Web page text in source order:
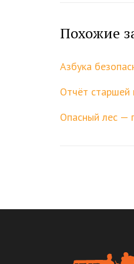
Похожие
Азбука
Отчёт старшей
Опасный лес —